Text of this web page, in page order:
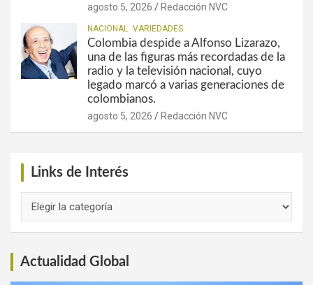
agosto 5, 2026 Redacción NVC
NACIONAL VARIEDADES
Colombia despide a Alfonso Lizarazo,
una de las figuras más recordadas de la
radio y la televisión nacional, cuyo
legado marcó a varias generaciones de
colombianos.
agosto 5, 2026 Redacción NVC
Links de Interés
Actualidad Global